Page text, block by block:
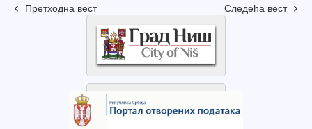
keyboard_arrow_left Претходна вест Следећа вест keyboard_arrow_right